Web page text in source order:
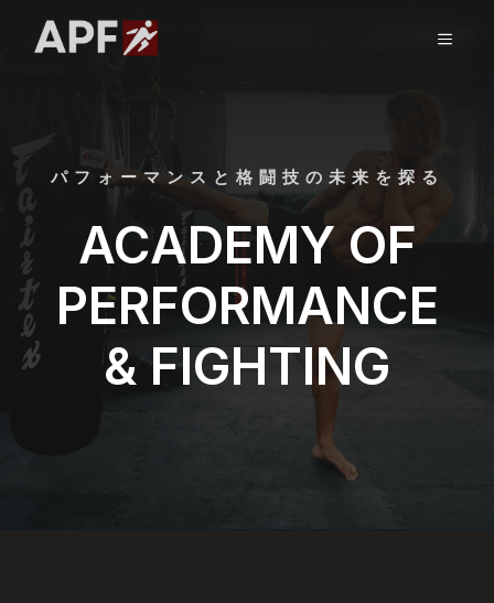
メ
パフォーマンスと格闘技の未来を探る
ACADEMY OF
PERFORMANCE
& FIGHTING